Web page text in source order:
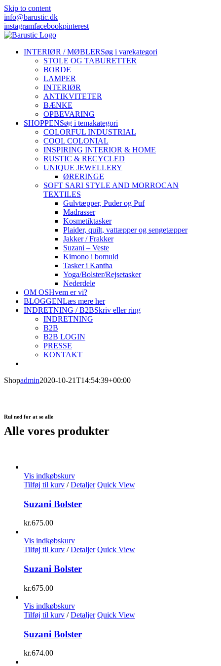
Skip to content
info@barustic.dk
instagramfacebookpinterest
INTERIØR / MØBLERSøg i varekategori
STOLE OG TABURETTER
BORDE
LAMPER
INTERIØR
ANTIKVITETER
BÆNKE
OPBEVARING
SHOPPENSøg i temakategori
COLORFUL INDUSTRIAL
COOL COLONIAL
INSPIRING INTERIOR & HOME
RUSTIC & RECYCLED
UNIQUE JEWELLERY
ØRERINGE
SOFT SARI STYLE AND MORROCAN
TEXTILES
Gulvtæpper, Puder og Puf
Madrasser
Kosmetiktasker
Plaider, quilt, vattæpper og sengetæpper
Jakker / Frakker
Suzani – Veste
Kimono i bomuld
Tasker i Kantha
Yoga/Bolster/Rejsetasker
Nederdele
OM OSHvem er vi?
BLOGGENLæs mere her
INDRETNING / B2BSkriv eller ring
INDRETNING
B2B
B2B LOGIN
PRESSE
KONTAKT
Shopadmin2020-10-21T14:54:39+00:00
Rul ned for at se alle
Alle vores produkter
Vis indkøbskurv
Tilføj til kurv / Detaljer Quick View
Suzani Bolster
kr.675.00
Vis indkøbskurv
Tilføj til kurv / Detaljer Quick View
Suzani Bolster
kr.675.00
Vis indkøbskurv
Tilføj til kurv / Detaljer Quick View
Suzani Bolster
kr.674.00